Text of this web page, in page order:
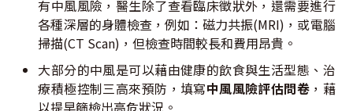
有中風風險，醫生除了查看臨床徵狀外，還需要進行
各種深層的身體檢查，例如：磁力共振(MRI)，或電腦
掃描(CT Scan)，但檢查時間較長和費用昂貴。
大部分的中風是可以藉由健康的飲食與生活型態、治
療積極控制三高來預防，填寫中風風險評估問卷 ，藉
以提早篩檢出高危狀況。